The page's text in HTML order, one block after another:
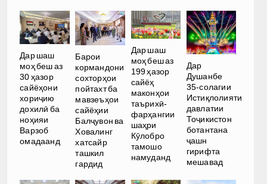
Дар шаш
моҳ беш аз
30 ҳазор
сайёҳони
хориҷию
дохилӣ ба
ноҳияи
Варзоб
омадаанд
Барои
кормандони
сохторҳои
пойтахт ба
мавзеъҳои
сайёҳии
Балҷувон ва
Ховалинг
хатсайр
ташкил
гардид
Дар шаш
моҳ беш аз
199 ҳазор
сайёҳ
маконҳои
таърихӣ-
фарҳангии
шаҳри
Кӯлобро
тамошо
намуданд
Дар
Душанбе
35-солагии
Истиқлолияти
давлатии
Тоҷикистон
ботантана
ҷашн
гирифта
мешавад